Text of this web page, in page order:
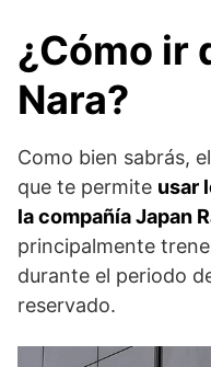
¿Cómo ir
Nara?
Como bien sabrás,
que te permite usar
la compañía Japan
principalmente
durante el periodo
reservado.